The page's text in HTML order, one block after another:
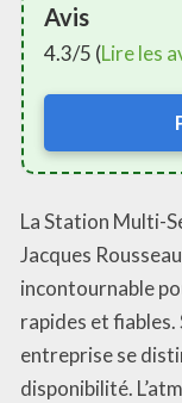
Avis
4.3/5 (Lire les
La Station Multi-
Jacques
incontournable
rapides et
entreprise se
disponibilité.